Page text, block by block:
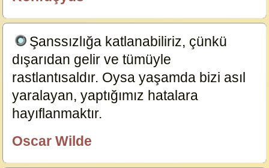
Şanssızlığa katlanabiliriz, çünkü
dışarıdan gelir ve tümüyle
rastlantısaldır. Oysa yaşamda bizi asıl
yaralayan, yaptığımız hatalara
hayıflanmaktır.
Oscar Wilde